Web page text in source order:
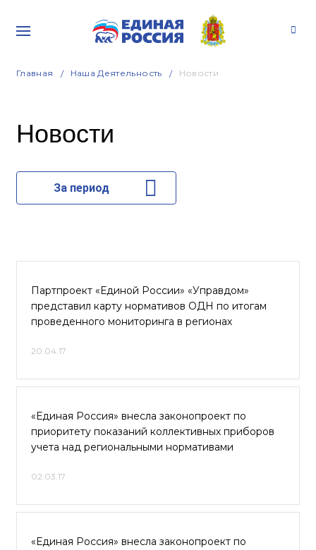
Главная Наша Деятельность Новости
Новости
За период
Партпроект «Единой России» «Управдом»
представил карту нормативов ОДН по итогам
проведенного мониторинга в регионах
20.04.17
«Единая Россия» внесла законопроект по
приоритету показаний коллективных приборов
учета над региональными нормативами
02.03.17
«Единая Россия» внесла законопроект по